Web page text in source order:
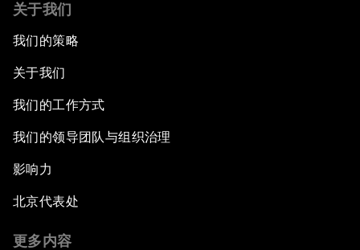
关于我们
我们的策略
关于我们
我们的工作方式
我们的领导团队与组织治理
影响力
北京代表处
更多内容